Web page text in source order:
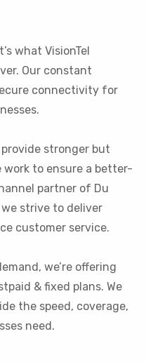
what VisionTel
Our constant
connectivity for
stronger but
to ensure a better-
partner of Du
strive to deliver
customer service.
we’re offering
& fixed plans. We
the speed, coverage,
need.